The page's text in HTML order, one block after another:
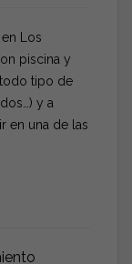
Los
piscina y
tipo de
y a
en una de las